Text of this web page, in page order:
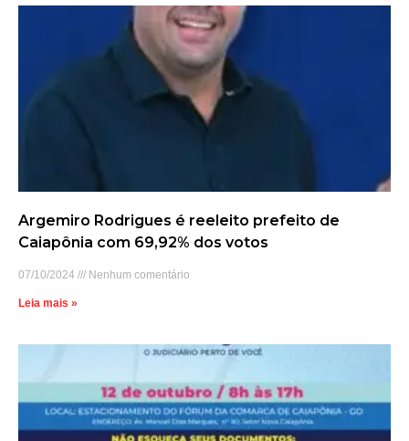
Argemiro Rodrigues é reeleito prefeito de
Caiapônia com 69,92% dos votos
07/10/2024 Nenhum comentário
Leia mais »